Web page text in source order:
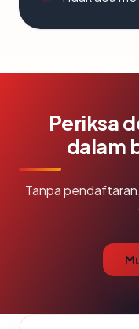
Periksa
dalam
Tanpa